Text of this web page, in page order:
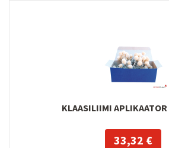
KLAASILIIMI
33,32 €